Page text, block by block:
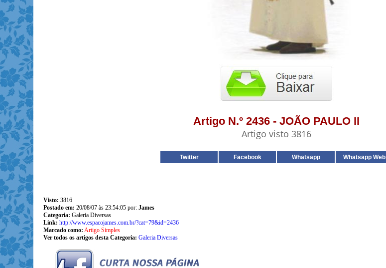
Artigo N.º 2436 - JOÃO PAULO II
Artigo visto 3816
Twitter Facebook Whatsapp Whatsapp Web
Visto: 3816
Postado em: 20/08/07 às 23:54:05 por: James
Categoria: Galeria Diversas
Link: http://www.espacojames.com.br/?cat=79&id=2436
Marcado como: Artigo Simples
Ver todos os artigos desta Categoria: Galeria Diversas